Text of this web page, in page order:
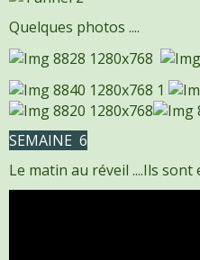
Quelques photos ....
SEMAINE 6
Le matin au réveil ....Ils